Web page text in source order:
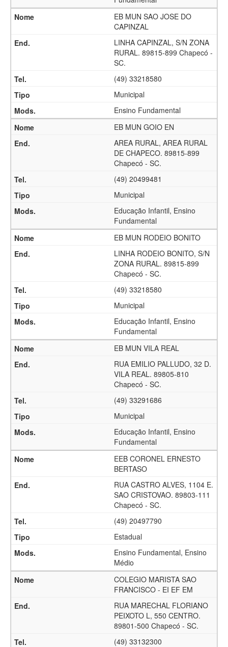
EB MUN SAO JOSE DO
CAPINZAL
LINHA CAPINZAL, S/N ZONA
RURAL. 89815-899 Chapecó -
SC.
(49) 33218580
Municipal
Ensino Fundamental
EB MUN GOIO EN
AREA RURAL, AREA RURAL
DE CHAPECO. 89815-899
Chapecó - SC.
(49) 20499481
Municipal
Educação Infantil, Ensino
Fundamental
EB MUN RODEIO BONITO
LINHA RODEIO BONITO, S/N
ZONA RURAL. 89815-899
Chapecó - SC.
(49) 33218580
Municipal
Educação Infantil, Ensino
Fundamental
EB MUN VILA REAL
RUA EMILIO PALLUDO, 32 D.
VILA REAL. 89805-810
Chapecó - SC.
(49) 33291686
Municipal
Educação Infantil, Ensino
Fundamental
EEB CORONEL ERNESTO
BERTASO
RUA CASTRO ALVES, 1104 E.
SAO CRISTOVAO. 89803-111
Chapecó - SC.
(49) 20497790
Estadual
Ensino Fundamental, Ensino
Médio
COLEGIO MARISTA SAO
FRANCISCO - EI EF EM
RUA MARECHAL FLORIANO
PEIXOTO L, 550 CENTRO.
89801-500 Chapecó - SC.
(49) 33132300